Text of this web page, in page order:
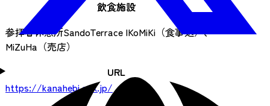
飲食施設
参拝者休憩所SandoTerrace IKoMiKi（食事処）、
MiZuHa（売店）
URL
https://kanahebi.cdx.jp/